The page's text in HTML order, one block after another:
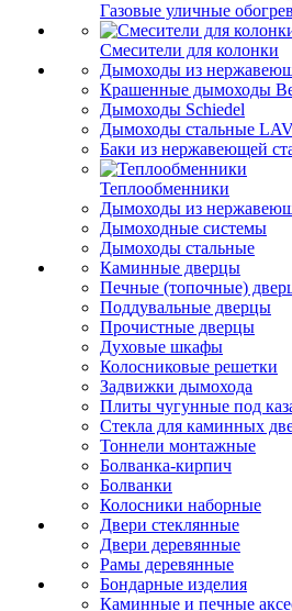
Газовые уличные
Смесители для колонки
Дымоходы из
Крашенные дымоходы
Дымоходы Schiedel
Дымоходы стальные
Баки из нержавеющей
Теплообменники
Дымоходы из
Дымоходные системы
Дымоходы стальные
Каминные дверцы
Печные (топочные)
Поддувальные дверцы
Прочистные дверцы
Духовые шкафы
Колосниковые решетки
Задвижки дымохода
Плиты чугунные под
Стекла для каминных
Тоннели монтажные
Болванка-кирпич
Болванки
Колосники наборные
Двери стеклянные
Двери деревянные
Рамы деревянные
Бондарные изделия
Каминные и печные